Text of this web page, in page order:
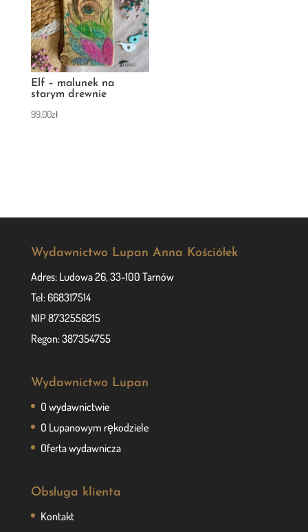
Elf – malunek na
starym drewnie
99,00zł
Wydawnictwo Lupan Anna Kościółek
Adres: Ludowa 26, 33-100 Tarnów
Tel: 668317514
NIP 8732556215
Regon: 387354755
Wydawnictwo Lupan
O wydawnictwie
O Lupanowym rękodziele
Oferta wydawnicza
Obsługa klienta
Kontakt